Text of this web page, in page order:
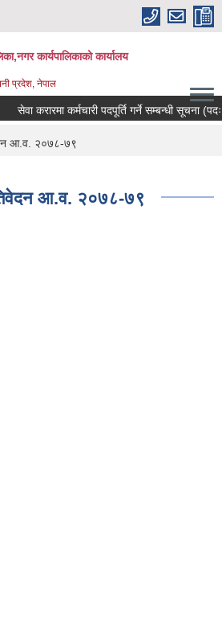
कार्यपालिकाको कार्यालय
प्रदेश, नेपाल
सेवा करारमा कर्मचारी पदपूर्ति गर्ने सम्बन्धी सूचना (पदः
आ.व. २०७८-७९
आ.व. २०७८-७९